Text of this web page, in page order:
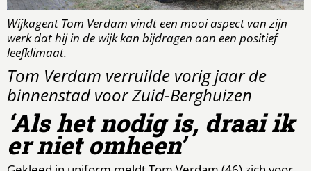
Wijkagent Tom Verdam vindt een mooi aspect van zijn
werk dat hij in de wijk kan bijdragen aan een positief
leefklimaat.
Tom Verdam verruilde vorig jaar de
binnenstad voor Zuid-Berghuizen
‘Als het nodig is, draai ik
er niet omheen’